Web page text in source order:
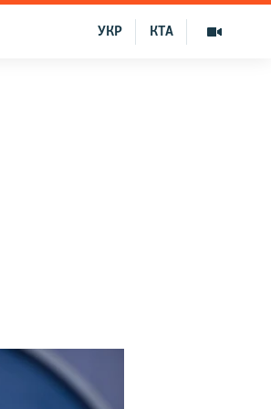
КТА
УКР